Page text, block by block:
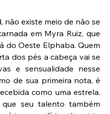
não existe meio de não se
em Myra Ruiz, que
do Oeste Elphaba. Quem
dos pés a cabeça vai se
e sensualidade nesse
de sua primeira nota, é
como uma estrela.
seu talento também